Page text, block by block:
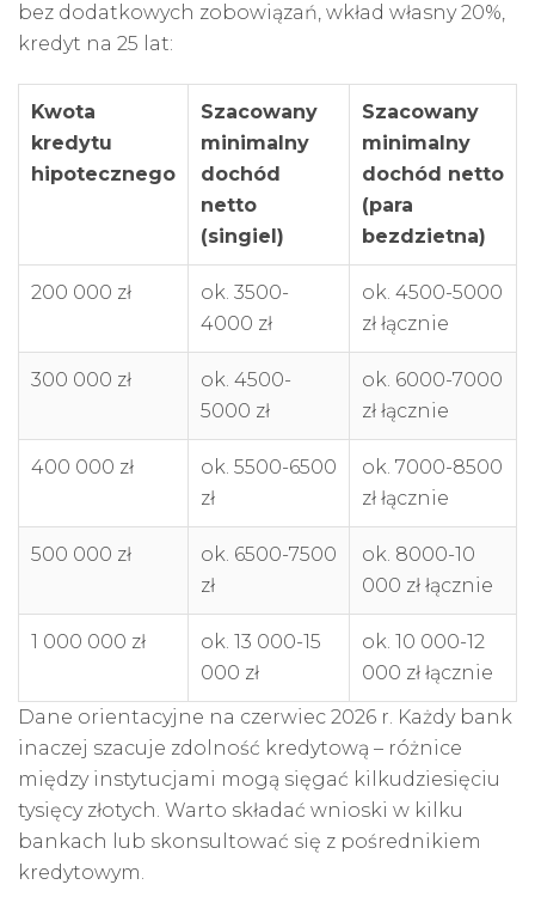
bez dodatkowych zobowiązań, wkład własny20%,
kredyt na 25 lat:
Kwota
kredytu
hipotecznego
Szacowany
minimalny
dochód
netto
(singiel)
Szacowany
minimalny
dochód netto
(para
bezdzietna)
200 000 zł
ok. 3500-
4000 zł
ok. 4500-5000
zł łącznie
300 000 zł
ok. 4500-
5000 zł
ok. 6000-7000
zł łącznie
400 000 zł
ok. 5500-6500
zł
ok. 7000-8500
zł łącznie
500 000 zł
ok. 6500-7500
zł
ok. 8000-10
000 zł łącznie
1 000 000 zł
ok. 13 000-15
000 zł
ok. 10 000-12
000 zł łącznie
Dane orientacyjne na czerwiec 2026 r. Każdy bank
inaczej szacuje zdolność kredytową – różnice
między instytucjami mogą sięgać kilkudziesięciu
tysięcy złotych. Warto składać wnioski w kilku
bankach lub skonsultować się z pośrednikiem
kredytowym.